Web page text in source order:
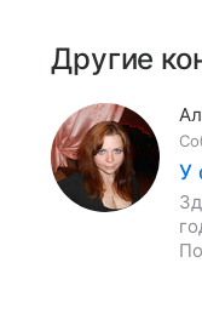
Другие
У